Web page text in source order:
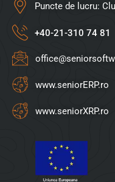
Puncte de lucru:
+40-21-310 74 81
www.seniorERP.ro
www.seniorXRP.ro